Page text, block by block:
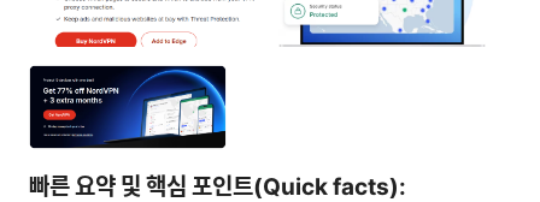
빠른 요약 및 핵심 포인트(Quick facts):